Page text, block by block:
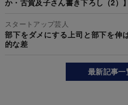
か・古賀及子さん書き下ろし（2）】
スタートアップ芸人
部下をダメにする上司と部下を伸
的な差
最新記事一